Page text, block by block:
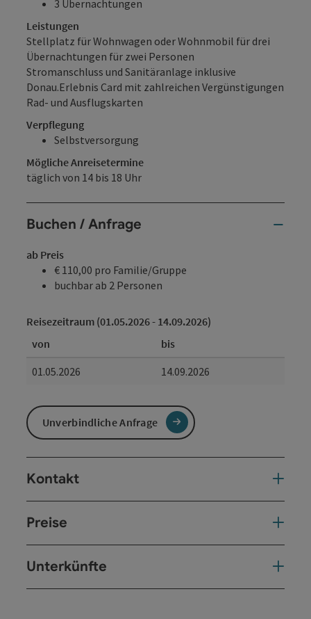
3 Übernachtungen
Leistungen
Stellplatz für Wohnwagen oder Wohnmobil für drei
Übernachtungen für zwei Personen
Stromanschluss und Sanitäranlage inklusive
Donau.Erlebnis Card mit zahlreichen Vergünstigungen
Rad- und Ausflugskarten
Verpflegung
Selbstversorgung
Mögliche Anreisetermine
täglich von 14 bis 18 Uhr
Buchen / Anfrage
ab Preis
€ 110,00 pro Familie/Gruppe
buchbar ab 2 Personen
Reisezeitraum (01.05.2026 - 14.09.2026)
von
bis
01.05.2026
14.09.2026
Unverbindliche Anfrage
Kontakt
Preise
Unterkünfte